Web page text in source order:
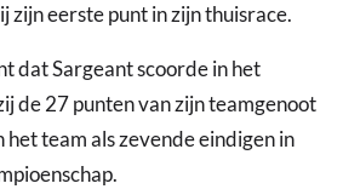
zijn eerste punt in zijn thuisrace.
dat Sargeant scoorde in het
de 27 punten van zijn teamgenoot
team als zevende eindigen in